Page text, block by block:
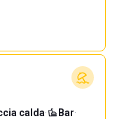
calda· Bar·